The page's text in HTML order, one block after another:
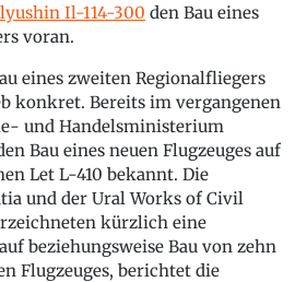
Il-114-300 den Bau eines
voran.
eines zweiten Regionalfliegers
konkret. Bereits im vergangenen
und Handelsministerium
Bau eines neuen Flugzeuges auf
Let L-410 bekannt. Die
und der Ural Works of Civil
kürzlich eine
beziehungsweise Bau von zehn
Flugzeuges, berichtet die